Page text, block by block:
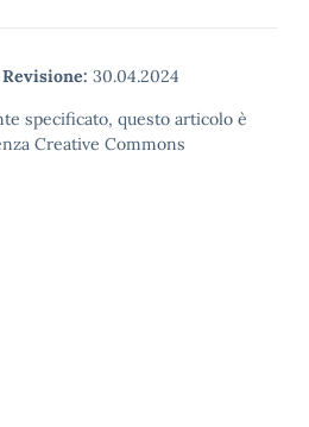
Revisione: 30.04.2024
specificato, questo articolo è
Creative Commons